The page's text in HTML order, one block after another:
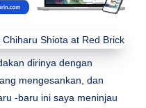
dirinya dengan
mengesankan, dan
-baru ini saya meninjau